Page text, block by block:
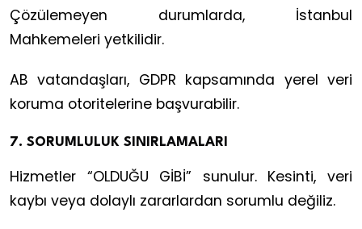
Çözülemeyen durumlarda, İstanbul
Mahkemeleri yetkilidir.
AB vatandaşları, GDPR kapsamında yerel veri
koruma otoritelerine başvurabilir.
7. SORUMLULUK SINIRLAMALARI
Hizmetler “OLDUĞU GİBİ” sunulur. Kesinti, veri
kaybı veya dolaylı zararlardan sorumlu değiliz.